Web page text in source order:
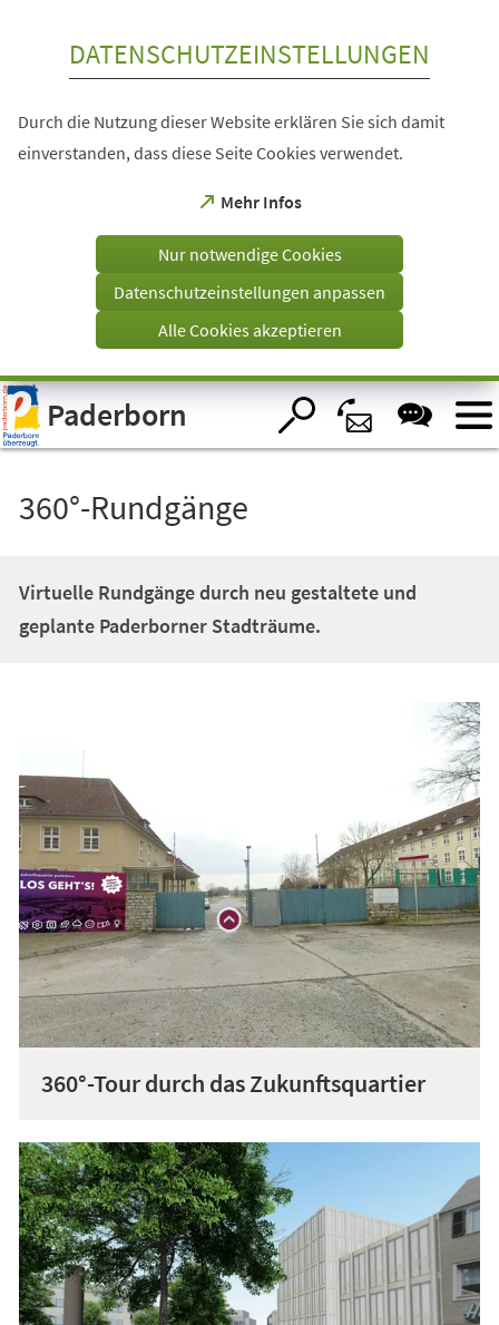
Visuelle
Assistenzsoftware
öffnen.
DATENSCHUTZEINSTELLUNGEN
Durch die Nutzung dieser Website erklären Sie sich damit
einverstanden, dass diese Seite Cookies verwendet.
Mehr Infos
(Öffnet
einem
Tab)
Nur notwendige Cookies
Datenschutzeinstellungen anpassen
Alle Cookies akzeptieren
Paderborn
360°-Rundgänge
Virtuelle Rundgänge durch neu gestaltete und
geplante Paderborner Stadträume.
360°-Tour durch das Zukunftsquartier